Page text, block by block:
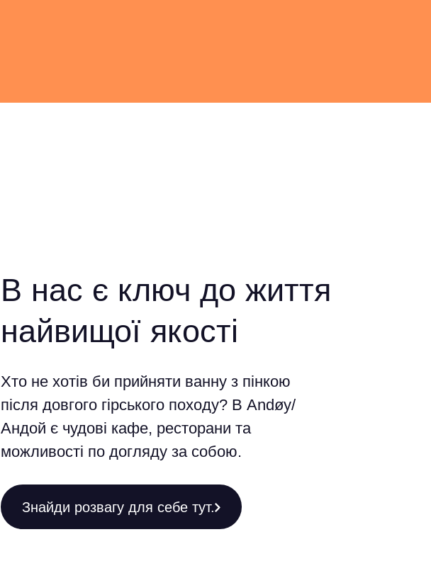
В нас є ключ до життя
найвищої якості
Хто не хотів би прийняти ванну з пінкою
після довгого гірського походу? В Andøy/
Андой є чудові кафе, ресторани та
можливості по догляду за собою.
Знайди розвагу для себе тут.